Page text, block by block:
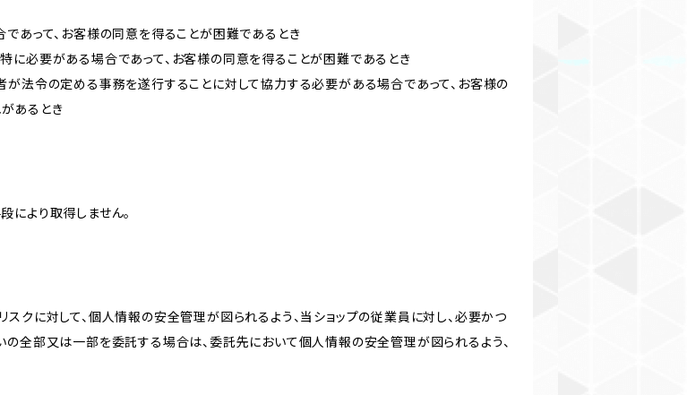
あって、お客様の同意を得ることが困難であるとき
に必要がある場合であって、お客様の同意を得ることが困難であるとき
が法令の定める事務を遂行することに対して協力する必要がある場合であって、お客様の
あるとき
により取得しません。
クに対して、個人情報の安全管理が図られるよう、当ショップの従業員に対し、必要かつ
の全部又は一部を委託する場合は、委託先において個人情報の安全管理が図られるよう、